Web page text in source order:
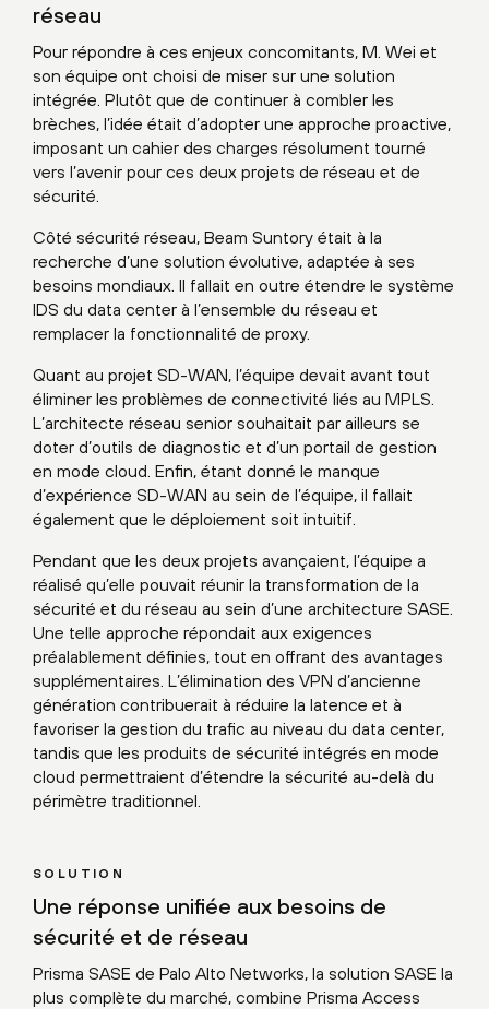
réseau
Pour répondre à ces enjeux concomitants, M. Wei et
son équipe ont choisi de miser sur une solution
intégrée. Plutôt que de continuer à combler les
brèches, l’idée était d’adopter une approche proactive,
imposant un cahier des charges résolument tourné
vers l’avenir pour ces deux projets de réseau et de
sécurité.
Côté sécurité réseau, Beam Suntory était à la
recherche d’une solution évolutive, adaptée à ses
besoins mondiaux. Il fallait en outre étendre le système
IDS du data center à l’ensemble du réseau et
remplacer la fonctionnalité de proxy.
Quant au projet SD-WAN, l’équipe devait avant tout
éliminer les problèmes de connectivité liés au MPLS.
L’architecte réseau senior souhaitait par ailleurs se
doter d’outils de diagnostic et d’un portail de gestion
en mode cloud. Enfin, étant donné le manque
d’expérience SD-WAN au sein de l’équipe, il fallait
également que le déploiement soit intuitif.
Pendant que les deux projets avançaient, l’équipe a
réalisé qu’elle pouvait réunir la transformation de la
sécurité et du réseau au sein d’une architecture SASE.
Une telle approche répondait aux exigences
préalablement définies, tout en offrant des avantages
supplémentaires. L’élimination des VPN d’ancienne
génération contribuerait à réduire la latence et à
favoriser la gestion du trafic au niveau du data center,
tandis que les produits de sécurité intégrés en mode
cloud permettraient d’étendre la sécurité au-delà du
périmètre traditionnel.
SOLUTION
Une réponse unifiée aux besoins de
sécurité et de réseau
Prisma SASE de Palo Alto Networks, la solution SASE la
plus complète du marché, combine Prisma Access